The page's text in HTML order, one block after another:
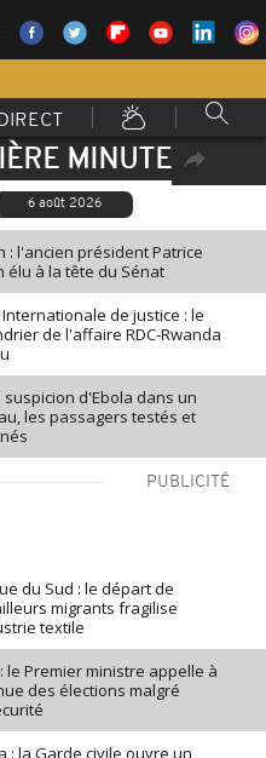
MINUTE
6 août 2026
: l'ancien président Patrice
élu à la tête du Sénat
de justice : le
de l'affaire RDC-Rwanda
suspicion d'Ebola dans un
les passagers testés et
PUBLICITÉ
du Sud : le départ de
migrants fragilise
textile
le Premier ministre appelle à
des élections malgré
: la Garde civile ouvre un